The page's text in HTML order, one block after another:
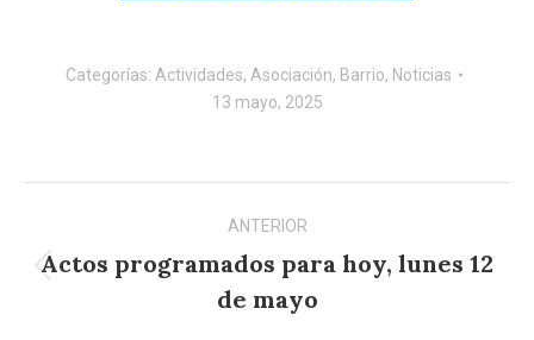
Categorías: Actividades, Asociación, Barrio, Noticias
13 mayo, 2025
Navegación
entre
publicaciones
ANTERIOR
Publicación
anterior:
Actos programados para hoy, lunes 12
de mayo